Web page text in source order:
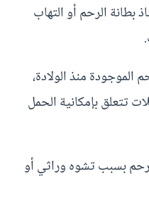
بطانة الرحم أو التهاب
منذ الولادة،
تتعلق بإمكانية الحمل
بسبب تشوه وراثي أو